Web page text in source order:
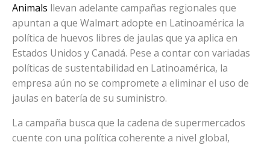
Animals llevan adelante campañas regionales que
apuntan a que Walmart adopte en Latinoamérica la
política de huevos libres de jaulas que ya aplica en
Estados Unidos y Canadá. Pese a contar con variadas
políticas de sustentabilidad en Latinoamérica, la
empresa aún no se compromete a eliminar el uso de
jaulas en batería de su suministro.
La campaña busca que la cadena de supermercados
cuente con una política coherente a nivel global,